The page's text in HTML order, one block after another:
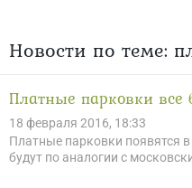
Новости по теме:
Платные парковки
18 февраля 2016, 18:33
Платные парковки появятся
будут по аналогии с